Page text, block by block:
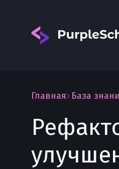
Главная База